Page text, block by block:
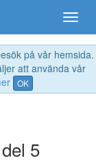
på vår hemsida.
att använda vår
OK
5